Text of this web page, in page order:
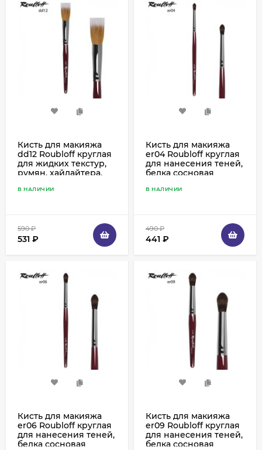
Кисть для макияжа
dd12 Roubloff круглая
для жидких текстур,
румян, хайлайтера,
В НАЛИЧИИ
590₽
531 ₽
Кисть для макияжа
er04 Roubloff круглая
для нанесения теней,
белка сосновая
В НАЛИЧИИ
490₽
441 ₽
Кисть для макияжа
er06 Roubloff круглая
для нанесения теней,
белка сосновая
Кисть для макияжа
er09 Roubloff круглая
для нанесения теней,
белка сосновая